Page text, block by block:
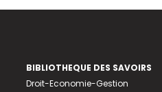
BIBLIOTHEQUE DES SAVOIRS
Droit-Economie-Gestion